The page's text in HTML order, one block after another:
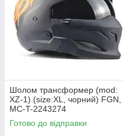
Шолом трансформер (mod:
XZ-1) (size:XL, чорний) FGN,
MC-T-2243274
Готово до відправки